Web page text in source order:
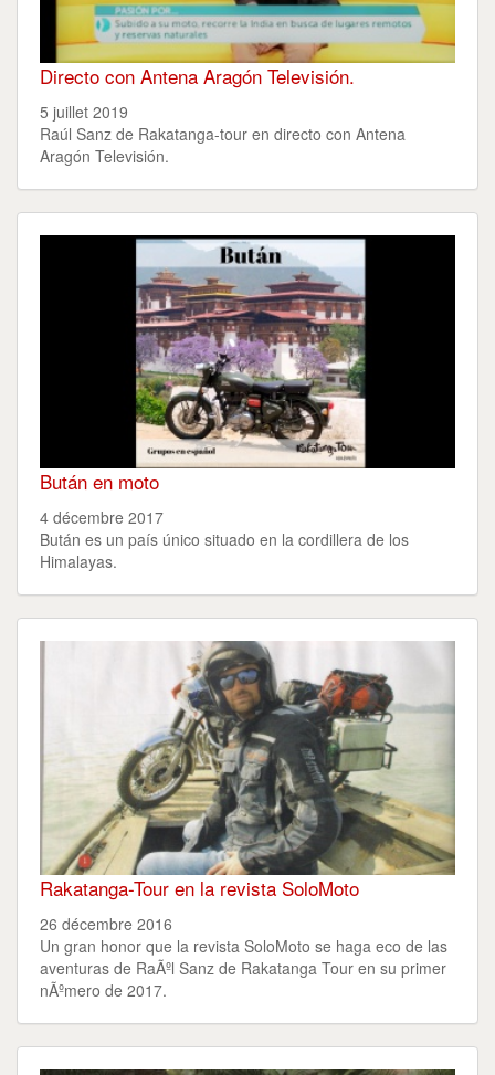
Directo con Antena Aragón Televisión.
5 juillet 2019
Raúl Sanz de Rakatanga-tour en directo con Antena
Aragón Televisión.
Bután en moto
4 décembre 2017
Bután es un país único situado en la cordillera de los
Himalayas.
Rakatanga-Tour en la revista SoloMoto
26 décembre 2016
Un gran honor que la revista SoloMoto se haga eco de las
aventuras de RaÃºl Sanz de Rakatanga Tour en su primer
nÃºmero de 2017.